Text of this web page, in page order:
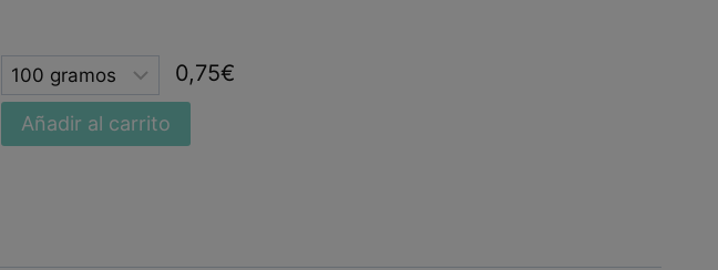
Selected
option
0,75€
Añadir al carrito